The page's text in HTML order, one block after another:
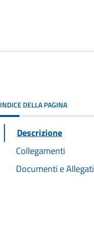
INDICE DELLA PAGINA
Descrizione
Collegamenti
Documenti e Allegati